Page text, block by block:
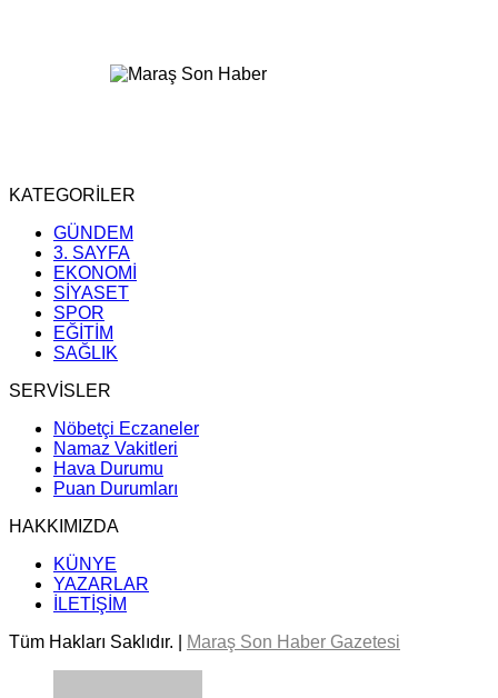
KATEGORİLER
GÜNDEM
3. SAYFA
EKONOMİ
SİYASET
SPOR
EĞİTİM
SAĞLIK
SERVİSLER
Nöbetçi Eczaneler
Namaz Vakitleri
Hava Durumu
Puan Durumları
HAKKIMIZDA
KÜNYE
YAZARLAR
İLETİŞİM
Tüm Hakları Saklıdır. |
Maraş Son Haber Gazetesi